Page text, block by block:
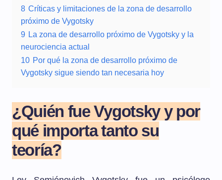
8 Críticas y limitaciones de la zona de desarrollo
próximo de Vygotsky
9 La zona de desarrollo próximo de Vygotsky y la
neurociencia actual
10 Por qué la zona de desarrollo próximo de
Vygotsky sigue siendo tan necesaria hoy
¿Quién fue Vygotsky y por
qué importa tanto su
teoría?